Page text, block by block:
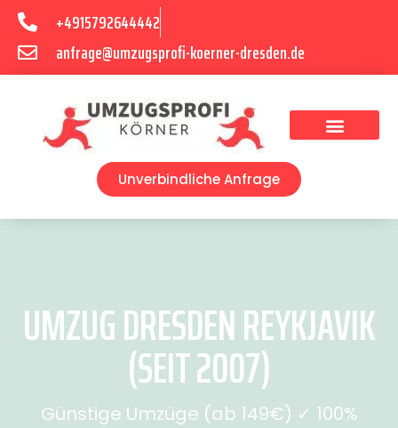
+4915792644442
anfrage@umzugsprofi-koerner-dresden.de
Unverbindliche Anfrage
UMZUG DRESDEN REYKJAVIK
(SEIT 2007)
Günstige Umzüge (ab 149€) ✓ 100%